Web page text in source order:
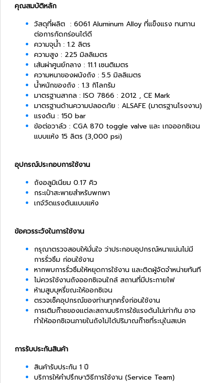
คุณสมบัติหลัก
วัสดุที่ผลิต : 6061 Aluminum Alloy ที่แข็งแรง ทนทาน
ต่อการกัดกร่อนได้ดี
ความจุน้ำ : 1.2 ลิตร
ความสูง : 225 มิลลิเมตร
เส้นผ่าศูนย์กลาง : 11.1 เซนติเมตร
ความหนาของผนังถัง : 5.5 มิลลิเมตร
น้ำหนักของถัง : 1.3 กิโลกรัม
มาตรฐานสากล : ISO 7866 : 2012 , CE Mark
มาตรฐานด้านความปลอดภัย : ALSAFE (มาตรฐานโรงงาน)
แรงดัน : 150 bar
ข้อต่อวาล์ว : CGA 870 toggle valve และ เกจออกซิเจน
แบบแห้ง 15 ลิตร (3,000 psi)
อุปกรณ์ประกอบการใช้งาน
ถังอลูมิเนียม 0.17 คิว
กระเป๋าสะพายสำหรับพกพา
เกจ์วัดแรงดันแบบแห้ง
ข้อควรระวังในการใช้งาน
กรุณาตรวจสอบให้มั่นใจ ว่าประกอบอุปกรณ์หนาแน่นไม่มี
การรั่วซึม ก่อนใช้งาน
หากพบการรั่วซึมให้หยุดการใช้งาน และติดผู้จัดจำหน่ายทันที
ไม่ควรใช้งานถังออกซิเจนใกล้ สถานที่มีประกายไฟ
ห้ามสูบบุหรี่ขณะให้ออกซิเจน
ตรวจเช็คอุปกรณ์ของท่านทุกครั้งก่อนใช้งาน
การเติมก๊าซของแต่ละสถานบริการใช้แรงดันไม่เท่ากัน อาจ
ทำให้ออกซิเจนภายในถังไม่ได้ปริมาณก๊าซที่ระบุในสเปค
การรับประกันสินค้า
สินค้ารับประกัน 1 ปี
บริการให้คำปรึกษาวิธีการใช้งาน (Service Team)